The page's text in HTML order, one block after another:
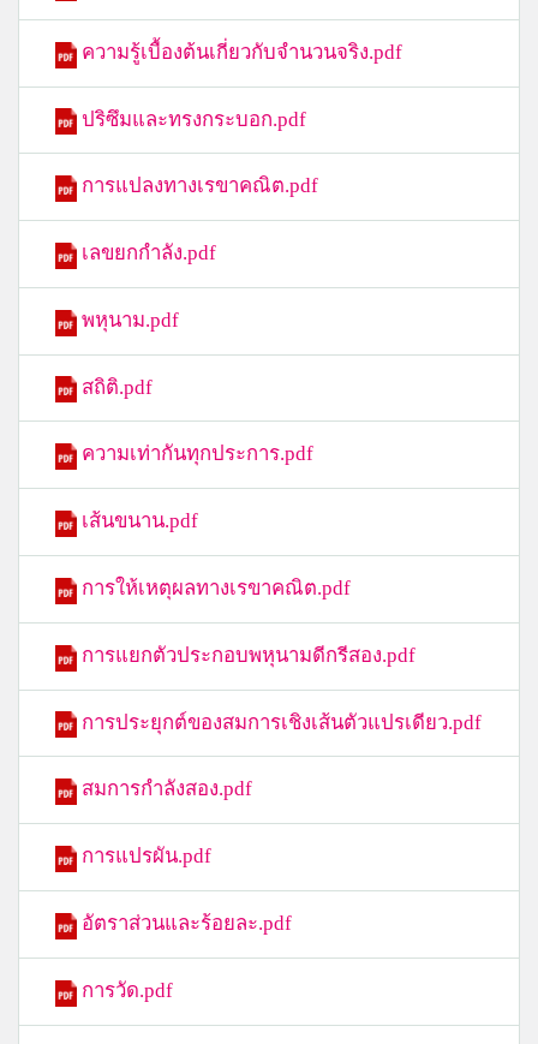
ความรู้เบื้องต้นเกี่ยวกับจำนวนจริง.pdf
ปริซึมและทรงกระบอก.pdf
การแปลงทางเรขาคณิต.pdf
เลขยกกำลัง.pdf
พหุนาม.pdf
สถิติ.pdf
ความเท่ากันทุกประการ.pdf
เส้นขนาน.pdf
การให้เหตุผลทางเรขาคณิต.pdf
การแยกตัวประกอบพหุนามดีกรีสอง.pdf
การประยุกต์ของสมการเชิงเส้นตัวแปรเดียว.pdf
สมการกำลังสอง.pdf
การแปรผัน.pdf
อัตราส่วนและร้อยละ.pdf
การวัด.pdf